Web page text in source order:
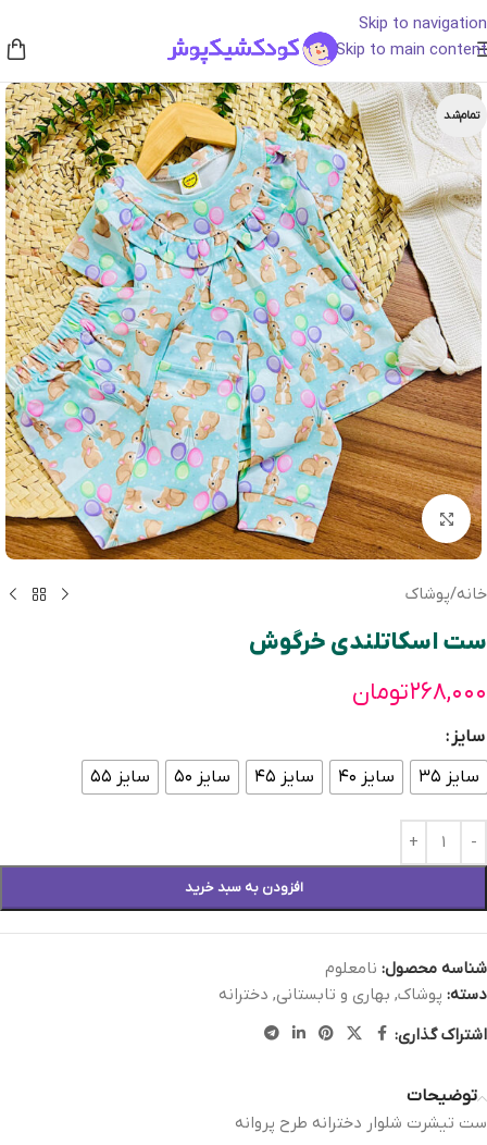
Skip to navigation
Skip to main content
تمام‌شد
بزرگنمایی تصویر
خانه/پوشاک
ست اسکاتلندی خرگوش
۲۶۸,۰۰۰تومان
سایز
سایز ۳۵
سایز ۴۰ سایز ۴۵ سایز ۵۰ سایز ۵۵
افزودن به سبد خرید
شناسه محصول: نامعلوم
دسته: پوشاک, بهاری و تابستانی, دخترانه
اشتراک گذاری:
توضیحات
ست تیشرت شلوار دخترانه طرح پروانه